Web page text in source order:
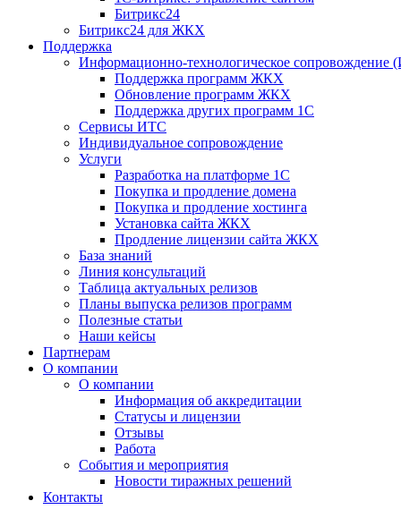
Битрикс24
Битрикс24 для ЖКХ
Поддержка
Информационно-технологическое сопровождение
Поддержка программ ЖКХ
Обновление программ ЖКХ
Поддержка других программ 1С
Сервисы ИТС
Индивидуальное сопровождение
Услуги
Разработка на платформе 1С
Покупка и продление домена
Покупка и продление хостинга
Установка сайта ЖКХ
Продление лицензии сайта ЖКХ
База знаний
Линия консультаций
Таблица актуальных релизов
Планы выпуска релизов программ
Полезные статьи
Наши кейсы
Партнерам
О компании
О компании
Информация об аккредитации
Статусы и лицензии
Отзывы
Работа
События и мероприятия
Новости тиражных решений
Контакты